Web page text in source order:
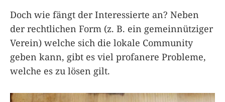
Doch wie fängt der Interessierte an? Neben
der rechtlichen Form (z. B. ein gemeinnütziger
Verein) welche sich die lokale Community
geben kann, gibt es viel profanere Probleme,
welche es zu lösen gilt.